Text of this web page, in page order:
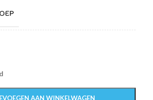
AAN WINKELWAGEN